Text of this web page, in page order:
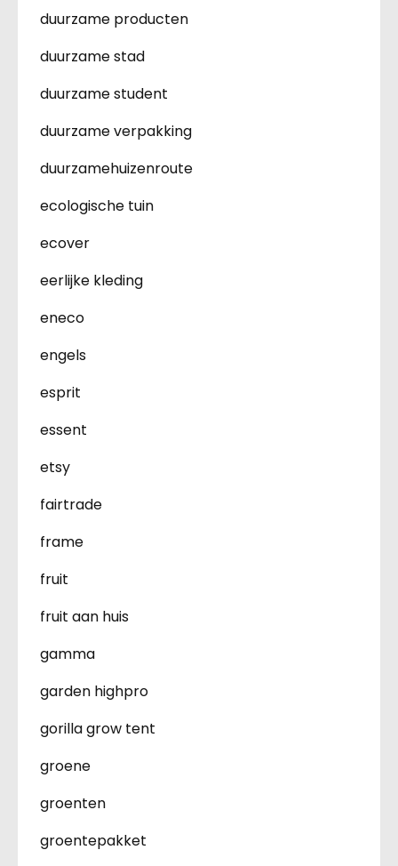
duurzame producten
duurzame stad
duurzame student
duurzame verpakking
duurzamehuizenroute
ecologische tuin
ecover
eerlijke kleding
eneco
engels
esprit
essent
etsy
fairtrade
frame
fruit
fruit aan huis
gamma
garden highpro
gorilla grow tent
groene
groenten
groentepakket